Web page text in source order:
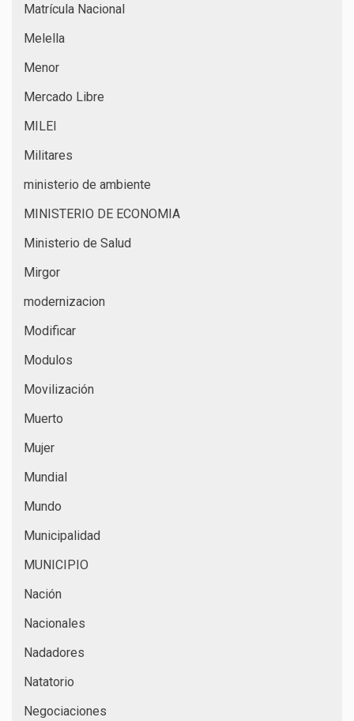
Matrícula Nacional
Melella
Menor
Mercado Libre
MILEI
Militares
ministerio de ambiente
MINISTERIO DE ECONOMIA
Ministerio de Salud
Mirgor
modernizacion
Modificar
Modulos
Movilización
Muerto
Mujer
Mundial
Mundo
Municipalidad
MUNICIPIO
Nación
Nacionales
Nadadores
Natatorio
Negociaciones